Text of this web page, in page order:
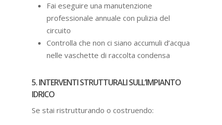
Fai eseguire una manutenzione
professionale annuale con pulizia del
circuito
Controlla che non ci siano accumuli d’acqua
nelle vaschette di raccolta condensa
5. INTERVENTI STRUTTURALI SULL’IMPIANTO
IDRICO
Se stai ristrutturando o costruendo: